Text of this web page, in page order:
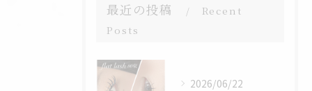
最近の投稿
Recent
Posts
2026/06/22